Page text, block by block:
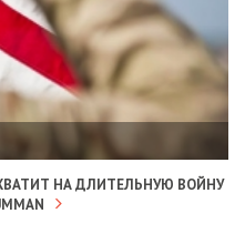
НА ДЛИТЕЛЬНУЮ ВОЙНУ